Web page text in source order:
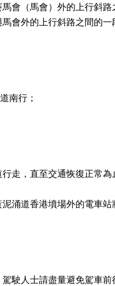
會（馬會）外的上行斜
會外的上行斜路之間的
南行；
走，直至交通恢復正常為
涌道香港墳場外的電車站
人士請盡量避免駕車前